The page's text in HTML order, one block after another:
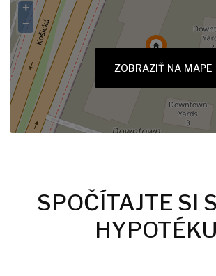
ZOBRAZIŤ NA MAPE
+
−
SPOČÍTAJTE SI
HYPOTÉKU